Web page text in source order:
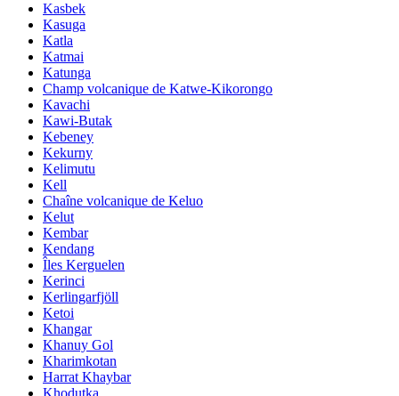
Kasbek
Kasuga
Katla
Katmai
Katunga
Champ volcanique de Katwe-Kikorongo
Kavachi
Kawi-Butak
Kebeney
Kekurny
Kelimutu
Kell
Chaîne volcanique de Keluo
Kelut
Kembar
Kendang
Îles Kerguelen
Kerinci
Kerlingarfjöll
Ketoi
Khangar
Khanuy Gol
Kharimkotan
Harrat Khaybar
Khodutka